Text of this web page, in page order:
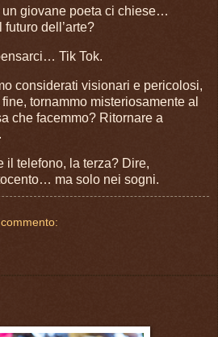
un giovane poeta ci chiese…
dell’arte?
Tik Tok.
considerati visionari e pericolosi,
tornammo misteriosamente al
che facemmo? Ritornare a
il telefono, la terza? Dire,
ma solo nei sogni.